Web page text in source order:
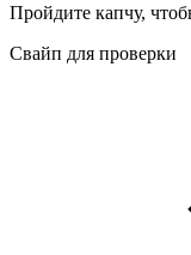
Пройдите капчу,
Свайп для проверки